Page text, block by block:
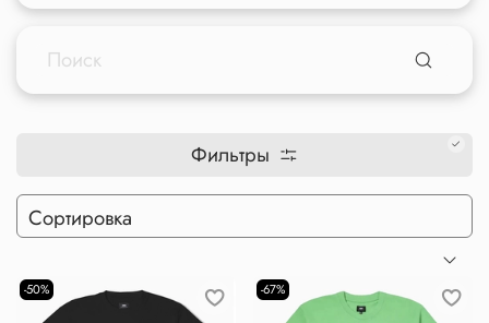
Фильтры
-50% -67%